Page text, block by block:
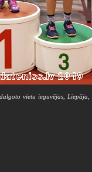
vietu ieguvējas,